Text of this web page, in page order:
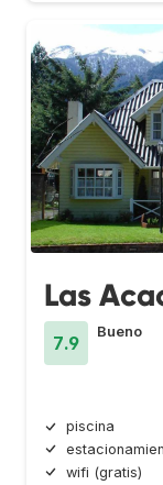
Las
7.9
Bueno
piscina
wifi (gratis)